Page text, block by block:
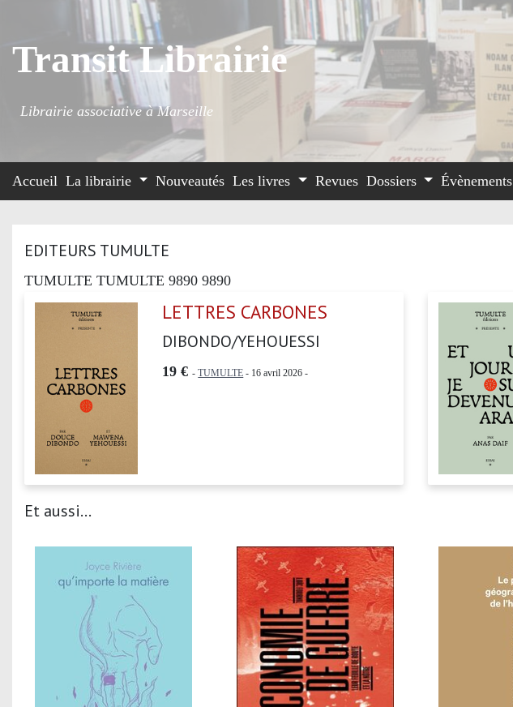
Transit Librairie
Librairie associative à Marseille
Accueil La librairie Nouveautés Les livres Revues Dossiers Évènements
EDITEURS TUMULTE
TUMULTE TUMULTE 9890 9890
LETTRES CARBONES
DIBONDO/YEHOUESSI
19 € -TUMULTE - 16 avril 2026 -
Et aussi...